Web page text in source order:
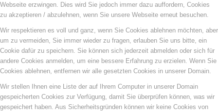
Webseite erzwingen. Dies wird Sie jedoch immer dazu auffordern, Cookies
zu akzeptieren / abzulehnen, wenn Sie unsere Webseite erneut besuchen.
Wir respektieren es voll und ganz, wenn Sie Cookies ablehnen möchten, aber
um zu vermeiden, Sie immer wieder zu fragen, erlauben Sie uns bitte, ein
Cookie dafür zu speichern. Sie können sich jederzeit abmelden oder sich für
andere Cookies anmelden, um eine bessere Erfahrung zu erzielen. Wenn Sie
Cookies ablehnen, entfernen wir alle gesetzten Cookies in unserer Domain.
Wir stellen Ihnen eine Liste der auf Ihrem Computer in unserer Domain
gespeicherten Cookies zur Verfügung, damit Sie überprüfen können, was wir
gespeichert haben. Aus Sicherheitsgründen können wir keine Cookies von